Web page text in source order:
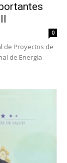
0
de Proyectos de
de Energía